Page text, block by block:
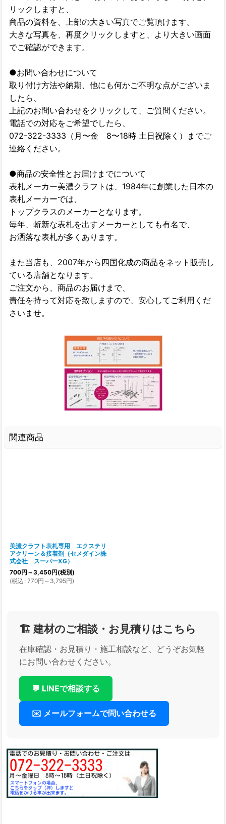
リックしますと、
商品の資料を、上部の大きい写真でご覧頂けます。
大きな写真を、再度クリックしますと、より大きい画面
でご確認ができます。
●お問い合わせについて
取り付け方法や納期、他にも何かご不明な点がございま
したら、
上記のお問い合わせをクリックして、ご質問ください。
電話での対応をご希望でしたら、
072-322-3333（月〜金 8〜18時 土日祝除く）までご
連絡ください。
●商品の安全性とお届けまでについて
表札メーカー美濃クラフトは、1984年に創業した日本の
表札メーカーでは、
トップクラスのメーカーとなります。
毎年、斬新な表札を出すメーカーとしても有名で、
お洒落な表札が多くあります。
また当店も、2007年から四国化成の商品をネット販売し
ている店舗となります。
ご注文から、商品のお届けまで、
責任を持って対応を致しますので、安心してご利用くだ
さいませ。
関連商品
美濃クラフト表札専用 エクステリ
アクリーン＆接着剤（セメダイン株
式会社 スーパーXG）
700円 ～3,450円(税別)
(税込 : 770円 ～3,795円)
🏗️ 建材のご相談・お見積りはこちら
在庫確認・お見積り・施工相談など、どうぞお気軽
にお問い合わせください。
💬 LINEで相談する
✉️ メールフォームで問い合わせる